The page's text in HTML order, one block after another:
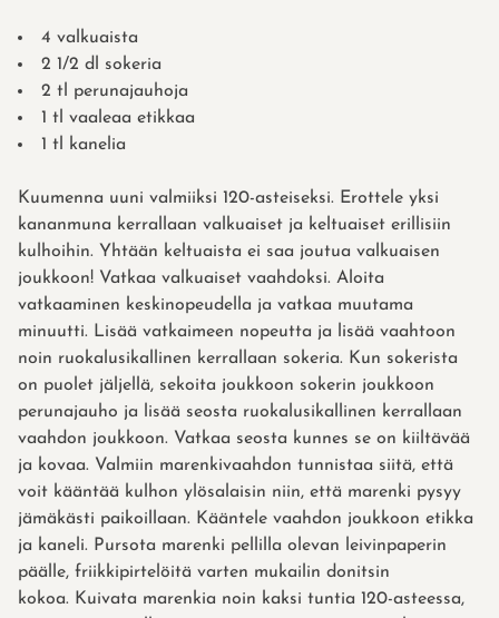
4 valkuaista
2 1/2 dl sokeria
2 tl perunajauhoja
1 tl vaaleaa etikkaa
1 tl kanelia
Kuumenna uuni valmiiksi 120-asteiseksi. Erottele yksi
kananmuna kerrallaan valkuaiset ja keltuaiset erillisiin
kulhoihin. Yhtään keltuaista ei saa joutua valkuaisen
joukkoon! Vatkaa valkuaiset vaahdoksi. Aloita
vatkaaminen keskinopeudella ja vatkaa muutama
minuutti. Lisää vatkaimeen nopeutta ja lisää vaahtoon
noin ruokalusikallinen kerrallaan sokeria. Kun sokerista
on puolet jäljellä, sekoita joukkoon sokerin joukkoon
perunajauho ja lisää seosta ruokalusikallinen kerrallaan
vaahdon joukkoon. Vatkaa seosta kunnes se on kiiltävää
ja kovaa. Valmiin marenkivaahdon tunnistaa siitä, että
voit kääntää kulhon ylösalaisin niin, että marenki pysyy
jämäkästi paikoillaan. Kääntele vaahdon joukkoon etikka
ja kaneli. Pursota marenki pellilla olevan leivinpaperin
päälle, friikkipirtelöitä varten mukailin donitsin
kokoa. Kuivata marenkia noin kaksi tuntia 120-asteessa,